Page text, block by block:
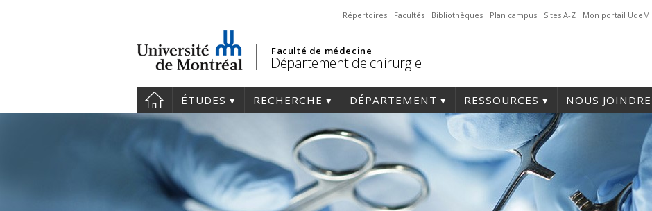
Répertoires Facultés Bibliothèques Plan campus Sites A-Z Mon portail UdeM
Faculté de médecine
Département de chirurgie
ÉTUDES RECHERCHE DÉPARTEMENT RESSOURCES NOUS JOINDRE